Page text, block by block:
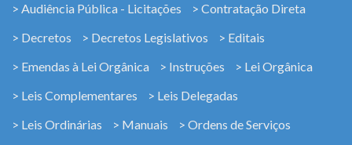
> Audiência Pública - Licitações
> Contratação Direta
> Decretos
> Decretos Legislativos
> Editais
> Emendas à Lei Orgânica
> Instruções
> Lei Orgânica
> Leis Complementares
> Leis Delegadas
> Leis Ordinárias
> Manuais
> Ordens de Serviços